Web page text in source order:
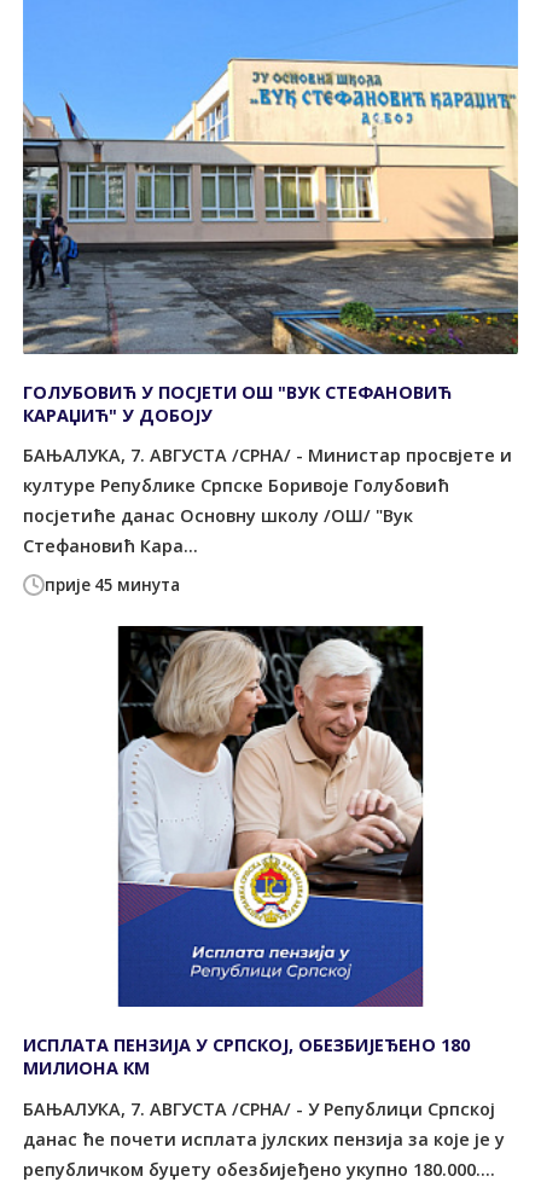
прије 45 минута
ГОЛУБОВИЋ У ПОСЈЕТИ ОШ "ВУК СТЕФАНОВИЋ
КАРАЏИЋ" У ДОБОЈУ
БАЊАЛУКА, 7. АВГУСТА /СРНА/ - Министар просвјете и
културе Републике Српске Боривоје Голубовић
посјетиће данас Основну школу /ОШ/ "Вук
Стефановић Кара...
ИСПЛАТА ПЕНЗИЈА У СРПСКОЈ, ОБЕЗБИЈЕЂЕНО 180
МИЛИОНА КМ
БАЊАЛУКА, 7. АВГУСТА /СРНА/ - У Републици Српској
данас ће почети исплата јулских пензија за које је у
републичком буџету обезбијеђено укупно 180.000....